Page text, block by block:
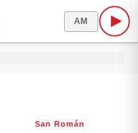
AM
San Román